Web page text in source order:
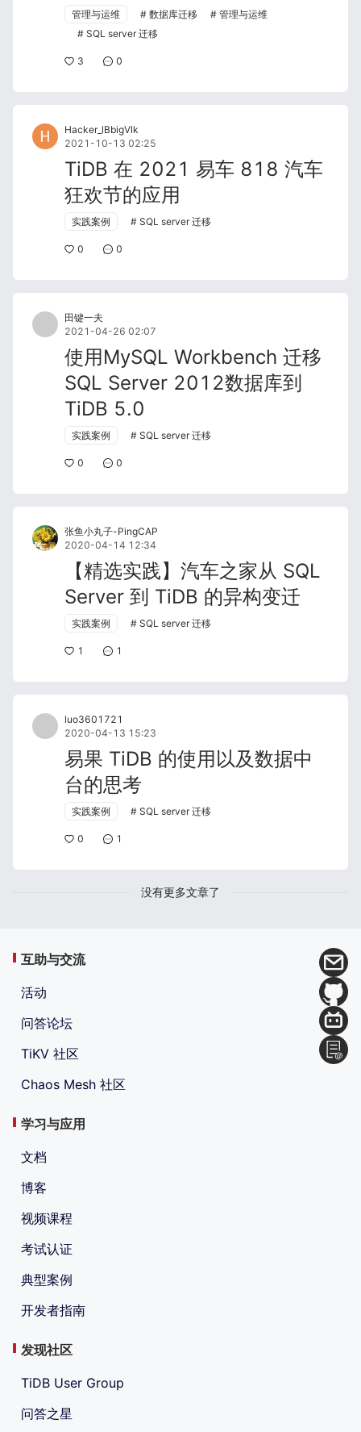
管理与运维 数据库迁移
管理与运维
SQL server 迁移
3 0
Hacker_lBbigVlk
2021-10-13 02:25
TiDB 在 2021 易车 818 汽车
狂欢节的应用
实践案例 SQL server 迁移
0 0
田键一夫
2021-04-26 02:07
使用MySQL Workbench 迁移
SQL Server 2012数据库到
TiDB 5.0
实践案例 SQL server 迁移
0 0
张鱼小丸子-PingCAP
2020-04-14 12:34
【精选实践】汽车之家从 SQL
Server 到 TiDB 的异构变迁
实践案例 SQL server 迁移
1 1
luo3601721
2020-04-13 15:23
易果 TiDB 的使用以及数据中
台的思考
实践案例 SQL server 迁移
0 1
没有更多文章了
互助与交流
活动
问答论坛
TiKV 社区
Chaos Mesh 社区
学习与应用
文档
博客
视频课程
考试认证
典型案例
开发者指南
发现社区
TiDB User Group
问答之星